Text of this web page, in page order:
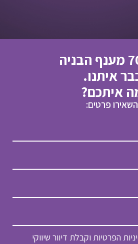
איתנו.
איתכם?
השאירו פרטים:
הפרטיות וקבלת דיוור שיווקי